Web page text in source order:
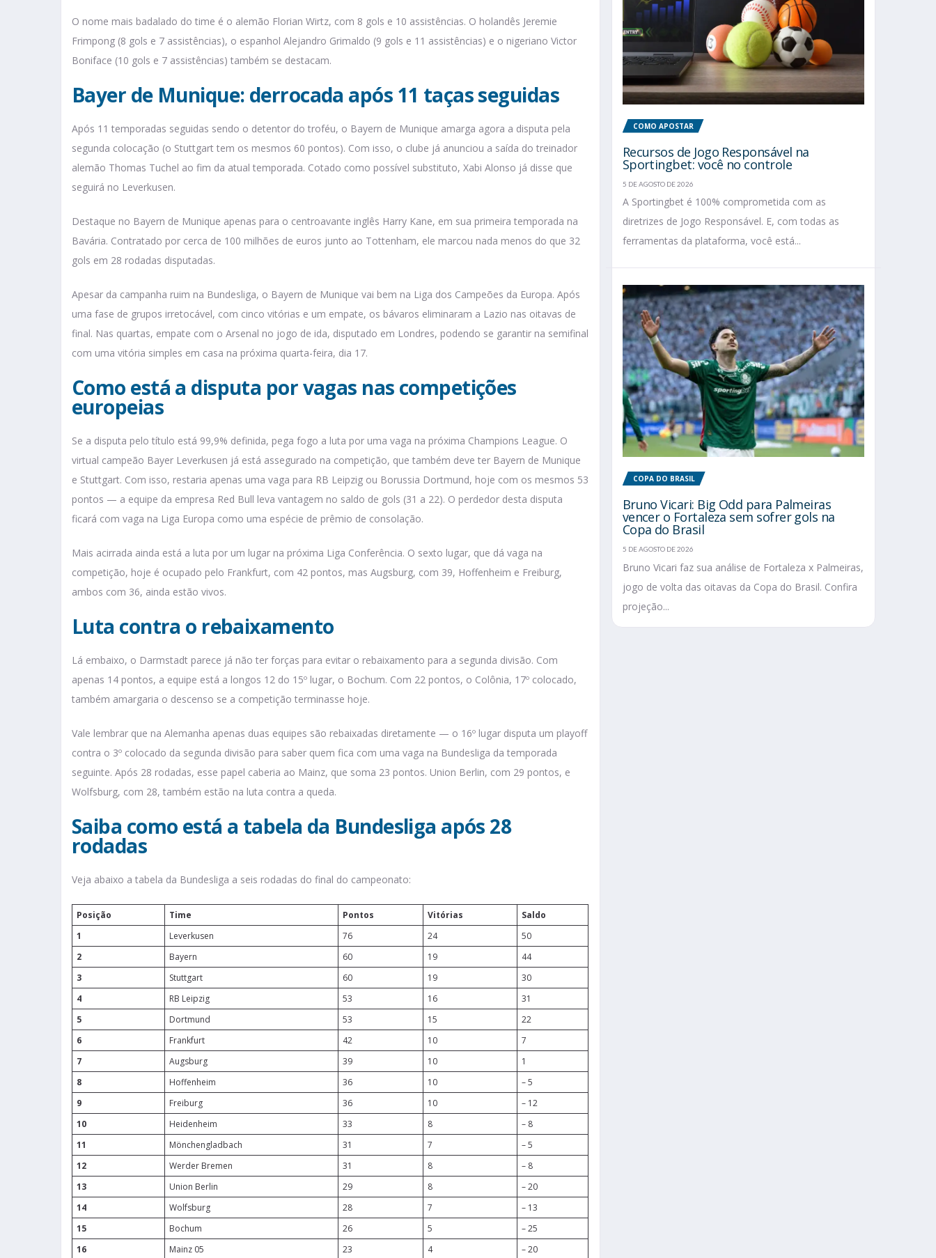
O nome mais badalado do time é o alemão Florian Wirtz, com 8 gols e 10 assistências. O holandês Jeremie
Frimpong (8 gols e 7 assistências), o espanhol Alejandro Grimaldo (9 gols e 11 assistências) e o nigeriano Victor
Boniface (10 gols e 7 assistências) também se destacam.
Bayer de Munique: derrocada após 11 taças seguidas
Após 11 temporadas seguidas sendo o detentor do troféu, o Bayern de Munique amarga agora a disputa pela
segunda colocação (o Stuttgart tem os mesmos 60 pontos). Com isso, o clube já anunciou a saída do treinador
alemão Thomas Tuchel ao fim da atual temporada. Cotado como possível substituto, Xabi Alonso já disse que
seguirá no Leverkusen.
Destaque no Bayern de Munique apenas para o centroavante inglês Harry Kane, em sua primeira temporada na
Bavária. Contratado por cerca de 100 milhões de euros junto ao Tottenham, ele marcou nada menos do que 32
gols em 28 rodadas disputadas.
Apesar da campanha ruim na Bundesliga, o Bayern de Munique vai bem na Liga dos Campeões da Europa. Após
uma fase de grupos irretocável, com cinco vitórias e um empate, os bávaros eliminaram a Lazio nas oitavas de
final. Nas quartas, empate com o Arsenal no jogo de ida, disputado em Londres, podendo se garantir na semifinal
com uma vitória simples em casa na próxima quarta-feira, dia 17.
Como está a disputa por vagas nas competições
europeias
Se a disputa pelo título está 99,9% definida, pega fogo a luta por uma vaga na próxima Champions League. O
virtual campeão Bayer Leverkusen já está assegurado na competição, que também deve ter Bayern de Munique
e Stuttgart. Com isso, restaria apenas uma vaga para RB Leipzig ou Borussia Dortmund, hoje com os mesmos 53
pontos — a equipe da empresa Red Bull leva vantagem no saldo de gols (31 a 22). O perdedor desta disputa
ficará com vaga na Liga Europa como uma espécie de prêmio de consolação.
Mais acirrada ainda está a luta por um lugar na próxima Liga Conferência. O sexto lugar, que dá vaga na
competição, hoje é ocupado pelo Frankfurt, com 42 pontos, mas Augsburg, com 39, Hoffenheim e Freiburg,
ambos com 36, ainda estão vivos.
Luta contra o rebaixamento
Lá embaixo, o Darmstadt parece já não ter forças para evitar o rebaixamento para a segunda divisão. Com
apenas 14 pontos, a equipe está a longos 12 do 15º lugar, o Bochum. Com 22 pontos, o Colônia, 17º colocado,
também amargaria o descenso se a competição terminasse hoje.
Vale lembrar que na Alemanha apenas duas equipes são rebaixadas diretamente — o 16º lugar disputa um playoff
contra o 3º colocado da segunda divisão para saber quem fica com uma vaga na Bundesliga da temporada
seguinte. Após 28 rodadas, esse papel caberia ao Mainz, que soma 23 pontos. Union Berlin, com 29 pontos, e
Wolfsburg, com 28, também estão na luta contra a queda.
Saiba como está a tabela da Bundesliga após 28
rodadas
Veja abaixo a tabela da Bundesliga a seis rodadas do final do campeonato:
Posição Time Pontos Vitórias
Saldo
1
Leverkusen 76 24
50
2
Bayern 60 19
44
3
Stuttgart 60 19
30
4
RB Leipzig 53 16
31
5
Dortmund 53 15
22
6
Frankfurt 42 10
7
7
Augsburg 39 10
1
8
Hoffenheim 36 10
– 5
9
Freiburg 36 10
– 12
10
Heidenheim 33 8
– 8
11
Mönchengladbach 31 7
– 5
12
Werder Bremen 31 8
– 8
13
Union Berlin 29 8
– 20
14
Wolfsburg 28 7
– 13
15
Bochum 26 5
– 25
16
Mainz 05 23 4 – 20
COMO APOSTAR
Recursos de Jogo Responsável na
Sportingbet: você no controle
5 DE AGOSTO DE 2026
A Sportingbet é 100% comprometida com as
diretrizes de Jogo Responsável. E, com todas as
ferramentas da plataforma, você está...
COPA DO BRASIL
Bruno Vicari: Big Odd para Palmeiras
vencer o Fortaleza sem sofrer gols na
Copa do Brasil
5 DE AGOSTO DE 2026
Bruno Vicari faz sua análise de Fortaleza x Palmeiras,
jogo de volta das oitavas da Copa do Brasil. Confira
projeção...